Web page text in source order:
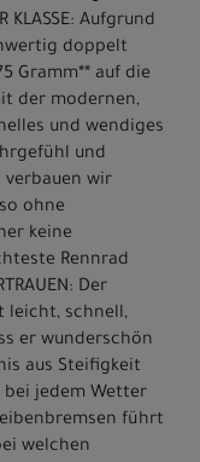
KLASSE: Aufgrund
doppelt
Gramm** auf die
der modernen,
und wendiges
und
verbauen wir
ohne
keine
Rennrad
Der
leicht, schnell,
er wunderschön
aus Steifigkeit
jedem Wetter
führt
welchen